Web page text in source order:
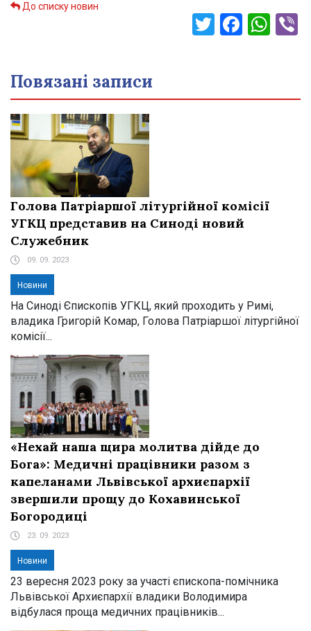
До списку новин
Twitter
Повязані записи
Голова Патріаршої літургійної комісії
УГКЦ представив на Синоді новий
Служебник
09. 09. 2023
Новини
На Синоді Єпископів УГКЦ, який проходить у Римі,
владика Григорій Комар, Голова Патріаршої літургійної
комісії...
«Нехай наша щира молитва дійде до
Бога»: Медичні працівники разом з
капеланами Львівської архиєпархії
звершили прощу до Кохавинської
Богородиці
23. 09. 2023
Новини
23 вересня 2023 року за участі єпископа-помічника
Львівської Архиєпархії владики Володимира
відбулася проща медичних працівників...